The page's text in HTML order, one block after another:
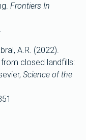
Frontiers In
A.R. (2022).
closed landfills:
Science of the